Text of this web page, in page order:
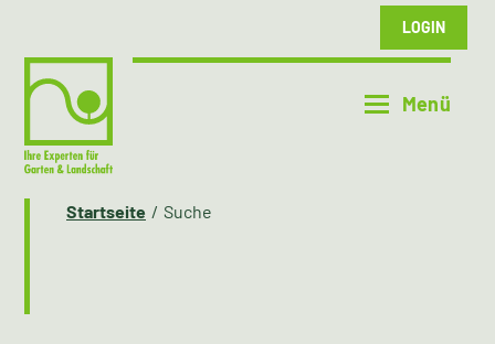
LOGIN
Startseite Suche